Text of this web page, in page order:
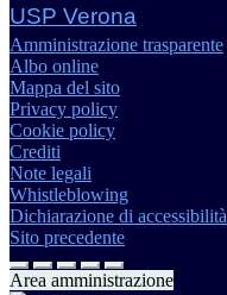
USP Verona
Amministrazione trasparente
Albo online
Mappa del sito
Privacy policy
Cookie policy
Crediti
Note legali
Whistleblowing
Dichiarazione di accessibilità
Sito precedente
Area amministrazione